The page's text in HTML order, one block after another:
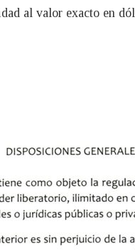
al valor exacto en